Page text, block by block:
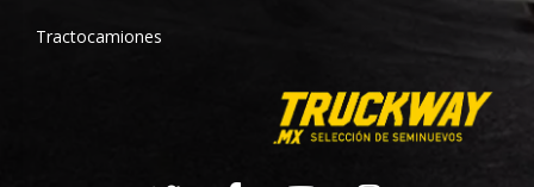
Tractocamiones